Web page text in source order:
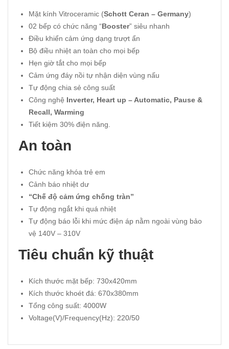
Mặt kính Vitroceramic (Schott Ceran – Germany)
02 bếp có chức năng “Booster” siêu nhanh
Ðiều khiển cảm ứng dạng trượt ẩn
Bộ điều nhiệt an toàn cho mọi bếp
Hẹn giờ tắt cho mọi bếp
Cảm ứng đáy nồi tự nhận diện vùng nấu
Tự động chia sẻ công suất
Công nghệ Inverter, Heart up – Automatic, Pause &
Recall, Warming
Tiết kiệm 30% điện năng.
An toàn
Chức năng khóa trẻ em
Cảnh báo nhiệt dư
“Chế độ cảm ứng chống tràn”
Tự động ngắt khi quá nhiệt
Tự động báo lỗi khi mức điện áp nằm ngoài vùng bảo
vệ 140V – 310V
Tiêu chuẩn kỹ thuật
Kích thước mặt bếp: 730x420mm
Kích thước khoét đá: 670x380mm
Tổng công suất: 4000W
Voltage(V)/Frequency(Hz): 220/50